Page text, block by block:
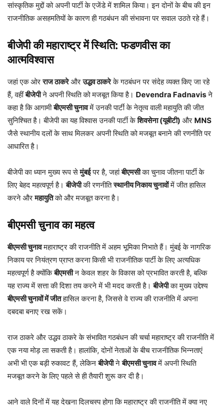
सांस्कृतिक मुद्दों को अपनी पार्टी के एजेंडे में शामिल किया। इन दोनों के बीच की इन
राजनीतिक असहमतियों के कारण ही गठबंधन की संभावना पर सवाल उठते रहे हैं।
बीजेपी की महाराष्ट्र में स्थिति: फडणवीस का
आत्मविश्वास
जहां एक ओरराज ठाकरेऔरउद्धव ठाकरेके गठबंधन पर संदेह व्यक्त किए जा रहे
हैं, वहींबीजेपीने अपनी स्थिति को मजबूत किया है। Devendra Fadnavisने
कहा है कि आगामीबीएमसी चुनावमें उनकी पार्टी के नेतृत्व वाली महायुति की जीत
सुनिश्चित है। बीजेपी का यह विश्वास उनकी पार्टी केशिवसेना (यूबीटी) और MNS
जैसे स्थानीय दलों के साथ मिलकर अपनी स्थिति को मजबूत बनाने की रणनीति पर
आधारित है।
बीजेपी का ध्यान मुख्य रूप सेमुंबईपर है, जहांबीएमसीका चुनाव जीतना पार्टी के
लिए बेहद महत्वपूर्ण है।बीजेपीकी रणनीतिस्थानीय निकाय चुनावोंमें जीत हासिल
करने औरमहायुतिको और मजबूत करना है।
बीएमसी चुनाव का महत्व
बीएमसी चुनावमहाराष्ट्र की राजनीति में अहम भूमिका निभाते हैं। मुंबई के नागरिक
निकाय पर नियंत्रण प्राप्त करना किसी भी राजनीतिक पार्टी के लिए अत्यधिक
महत्वपूर्ण है क्योंकिबीएमसीन केवल शहर के विकास को प्रभावित करती है, बल्कि
यह राज्य में सत्ता की दिशा तय करने में भी मदद करती है।बीजेपीका मुख्य उद्देश्य
बीएमसी चुनावों में जीतहासिल करना है, जिससे वे राज्य की राजनीति में अपना
दबदबा बनाए रख सकें।
राज ठाकरे और उद्धव ठाकरे के संभावित गठबंधन की चर्चा महाराष्ट्र की राजनीति में
एक नया मोड़ ला सकती है। हालांकि, दोनों नेताओं के बीच राजनीतिक भिन्नताएं
अभी भी एक बड़ी रुकावट हैं, लेकिनबीजेपीनेबीएमसी चुनावमें अपनी स्थिति
मजबूत करने के लिए पहले से ही तैयारी शुरू कर दी है।
आने वाले दिनों में यह देखना दिलचस्प होगा कि महाराष्ट्र की राजनीति में क्या नए